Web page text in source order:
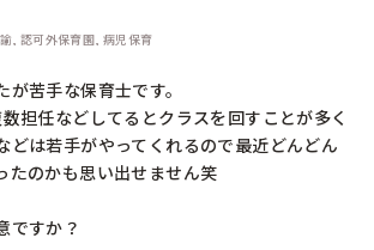
, 認可外保育園, 病児保育
苦手な保育士です。
担任などしてるとクラスを回すことが多く
どは若手がやってくれるので最近どんどん
たのかも思い出せません笑
ですか？